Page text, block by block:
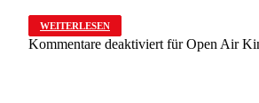
WEITERLESEN
Kommentare deaktiviert für Open Air